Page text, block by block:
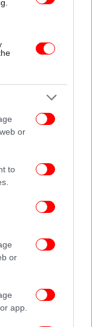
or
to
or
app.
συμφωνία
με το